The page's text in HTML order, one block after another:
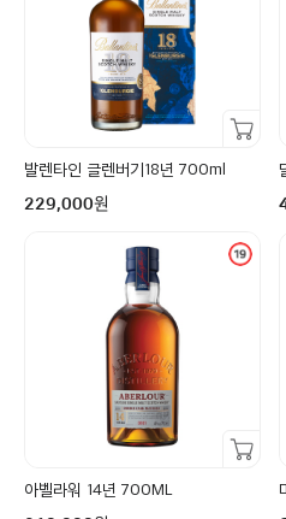
발렌타인 글렌버기18년 700ml
229,000원
아벨라워 14년 700ML